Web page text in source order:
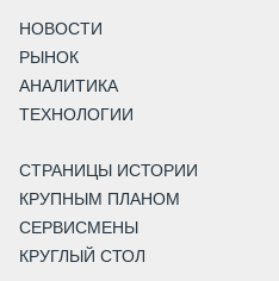
НОВОСТИ
РЫНОК
АНАЛИТИКА
ТЕХНОЛОГИИ
СТРАНИЦЫ ИСТОРИИ
КРУПНЫМ ПЛАНОМ
СЕРВИСМЕНЫ
КРУГЛЫЙ СТОЛ